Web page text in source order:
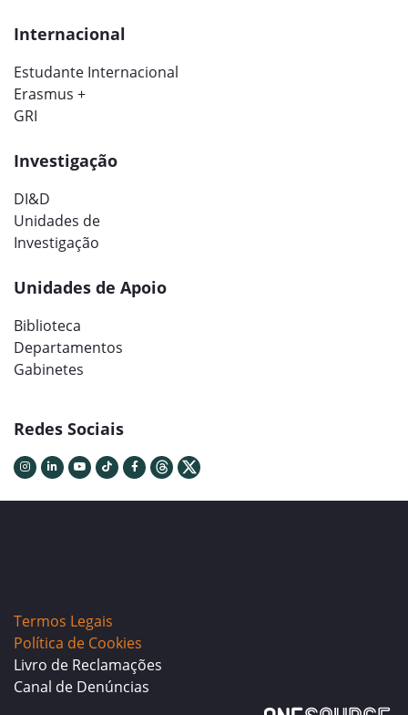
Internacional
Estudante Internacional
Erasmus +
GRI
Investigação
DI&D
Unidades de
Investigação
Unidades de Apoio
Biblioteca
Departamentos
Gabinetes
Redes Sociais
Termos Legais
Política de Cookies
Livro de Reclamações
Canal de Denúncias